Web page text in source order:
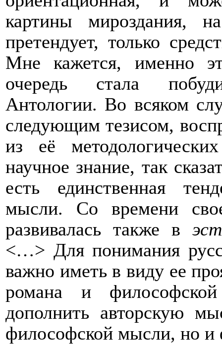
картины мироздания,
претендует, только
Мне кажется, именно
очередь стала
Антологии. Во всяком
следующим тезисом,
из её
научное знание, так
есть единственная
мысли. Со времени
развивалась также в
<…> Для понимания
важно иметь в виду ее
романа и
дополнить авторскую
философской мысли, но и